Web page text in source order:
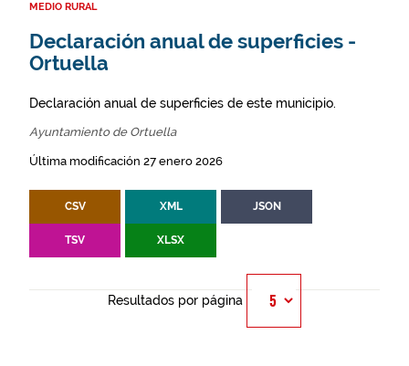
MEDIO RURAL
Declaración anual de superficies -
Ortuella
Declaración anual de superficies de este municipio.
Ayuntamiento de Ortuella
Última modificación 27 enero 2026
CSV XML JSON
TSV XLSX
Resultados por página